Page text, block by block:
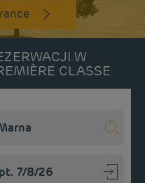
W
CLASSE